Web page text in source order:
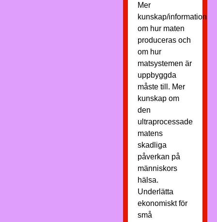
Mer
kunskap/information
om hur maten
produceras och
om hur
matsystemen är
uppbyggda
måste till. Mer
kunskap om
den
ultraprocessade
matens
skadliga
påverkan på
människors
hälsa.
Underlätta
ekonomiskt för
små